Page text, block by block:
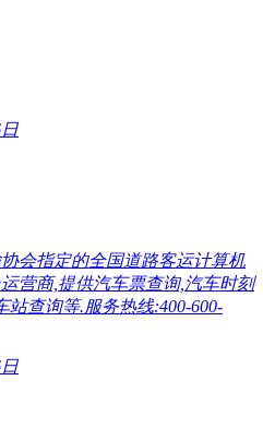
会指定的全国道路客运计算机
营商,提供汽车票查询,汽车时刻
站查询等.服务热线:400-600-